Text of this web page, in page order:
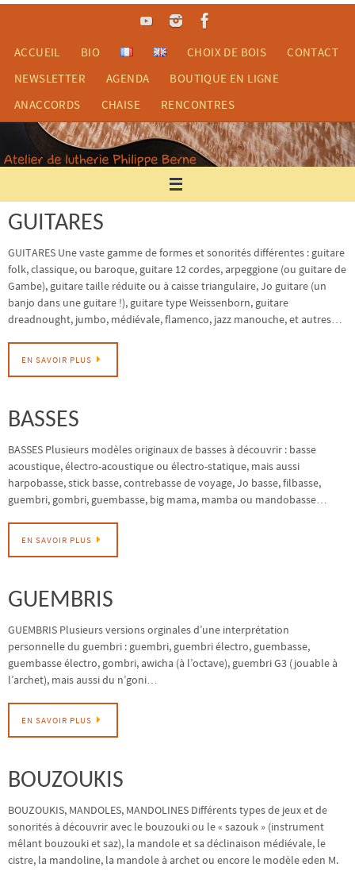
ACCUEIL BIO CHOIX DE BOIS
CONTACT
NEWSLETTER
AGENDA
BOUTIQUE EN LIGNE
ANACCORDS
CHAISE RENCONTRES
GUITARES
GUITARES Une vaste gamme de formes et sonorités différentes : guitare
folk, classique, ou baroque, guitare 12 cordes, arpeggione (ou guitare de
Gambe), guitare taille réduite ou à caisse triangulaire, Jo guitare (un
banjo dans une guitare !), guitare type Weissenborn, guitare
dreadnought, jumbo, médiévale, flamenco, jazz manouche, et autres…
EN SAVOIR PLUS
BASSES
BASSES Plusieurs modèles originaux de basses à découvrir : basse
acoustique, électro-acoustique ou électro-statique, mais aussi
harpobasse, stick basse, contrebasse de voyage, Jo basse, filbasse,
guembri, gombri, guembasse, big mama, mamba ou mandobasse…
EN SAVOIR PLUS
GUEMBRIS
GUEMBRIS Plusieurs versions orginales d’une interprétation
personnelle du guembri : guembri, guembri électro, guembasse,
guembasse électro, gombri, awicha (à l’octave), guembri G3 (jouable à
l’archet), mais aussi du n’goni…
EN SAVOIR PLUS
BOUZOUKIS
BOUZOUKIS, MANDOLES, MANDOLINES Différents types de jeux et de
sonorités à découvrir avec le bouzouki ou le « sazouk » (instrument
mêlant bouzouki et saz), la mandole et sa déclinaison médiévale, le
cistre, la mandoline, la mandole à archet ou encore le modèle eden M.